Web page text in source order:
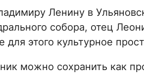
Ленину в
собора, отец
для этого культурное
можно сохранить как